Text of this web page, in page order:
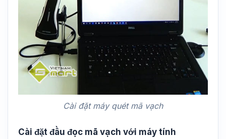
Cài đặt máy quét mã vạch
Cài đặt đầu đọc mã vạch với máy tính